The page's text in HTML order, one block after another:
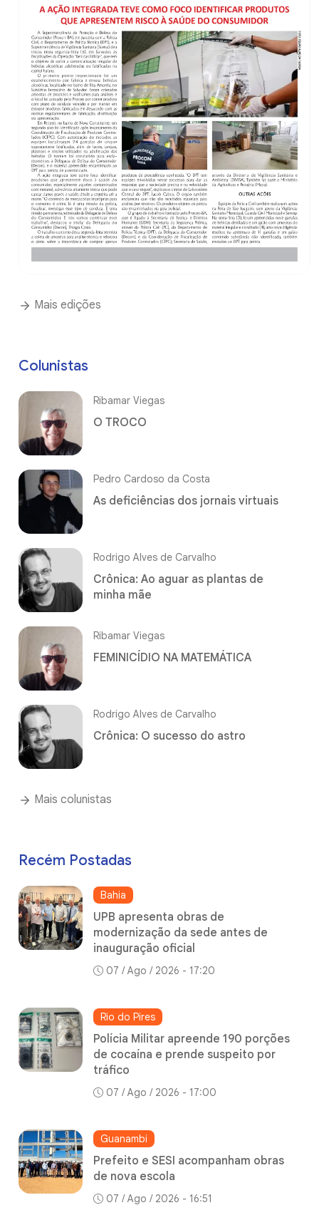
Mais edições
Colunistas
Ribamar Viegas
O TROCO
Pedro Cardoso da Costa
As deficiências dos jornais virtuais
Rodrigo Alves de Carvalho
Crônica: Ao aguar as plantas de
minha mãe
Ribamar Viegas
FEMINICÍDIO NA MATEMÁTICA
Rodrigo Alves de Carvalho
Crônica: O sucesso do astro
Mais colunistas
Recém Postadas
Bahia
UPB apresenta obras de
modernização da sede antes de
inauguração oficial
07 / Ago / 2026 - 17:20
Rio do Pires
Polícia Militar apreende 190 porções
de cocaína e prende suspeito por
tráfico
07 / Ago / 2026 - 17:00
Guanambi
Prefeito e SESI acompanham obras
de nova escola
07 / Ago / 2026 - 16:51